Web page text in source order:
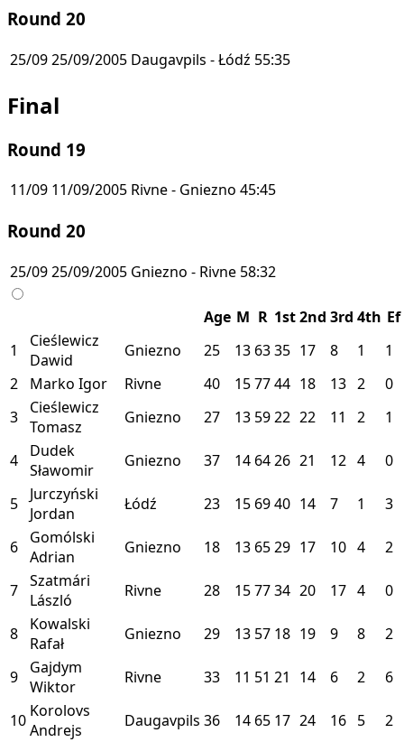
Round 20
25/0925/09/2005 Daugavpils - Łódź 55:35
Final
Round 19
11/09 11/09/2005 Rivne - Gniezno 45:45
Round 20
25/0925/09/2005 Gniezno - Rivne 58:32
Age M R 1st2nd 3rd 4th Ef
1
Cieślewicz
Dawid
Gniezno 25 13 6335 17 8 1
1
2
Marko Igor Rivne 40 157744 18 13 2
0
3
Cieślewicz
Tomasz
Gniezno 27 13 5922 22 11 2 1
4
Dudek
Sławomir
Gniezno 37 14 6426 21 12 4 0
5
Jurczyński
Jordan
Łódź 23 15 6940 14 7 1 3
6
Gomólski
Adrian
Gniezno 18 13 6529 17 10 4 2
7 Szatmári
László
Rivne 28 157734 20 17 4 0
8
Kowalski
Rafał
Gniezno 29 13 57 18 19 9 8 2
9
Gajdym
Wiktor
Rivne 33 11 51 21 14 6 2 6
10 Korolovs
Andrejs
Daugavpils 36 14 65 17 24 16 5 2